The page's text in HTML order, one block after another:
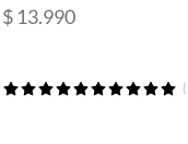
$ 13.990